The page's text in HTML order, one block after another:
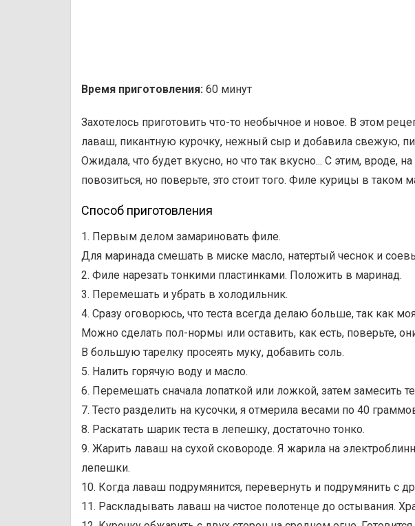
Время приготовления: 60 минут
Захотелось приготовить что-то необычное и новое. В этом
лаваш, пикантную курочку, нежный сыр и добавила свежую,
Ожидала, что будет вкусно, но что так вкусно... С этим, вроде,
повозиться, но поверьте, это стоит того. Филе курицы в таком
Способ приготовления
1. Первым делом замариновать филе.
Для маринада смешать в миске масло, натертый чеснок и
2. Филе нарезать тонкими пластинками. Положить в маринад.
3. Перемешать и убрать в холодильник.
4. Сразу оговорюсь, что теста всегда делаю больше, так как
Можно сделать пол-нормы или оставить, как есть, поверьте,
В большую тарелку просеять муку, добавить соль.
5. Налить горячую воду и масло.
6. Перемешать сначала лопаткой или ложкой, затем замесить
7. Тесто разделить на кусочки, я отмерила весами по 40
8. Раскатать шарик теста в лепешку, достаточно тонко.
9. Жарить лаваш на сухой сковороде. Я жарила на
лепешки.
10. Когда лаваш подрумянится, перевернуть и подрумянить с
11. Раскладывать лаваш на чистое полотенце до остывания.